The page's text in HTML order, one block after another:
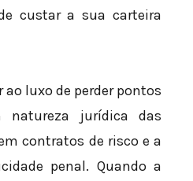
custar a sua carteira
ao luxo de perder pontos
natureza jurídica das
contratos de risco e a
penal. Quando a